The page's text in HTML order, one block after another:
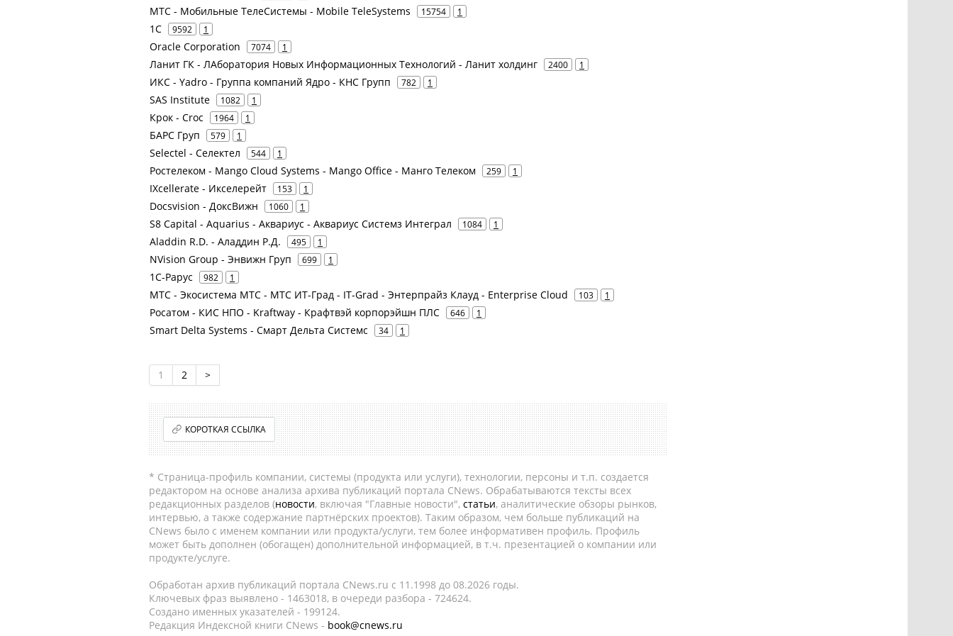
МТС - Мобильные ТелеСистемы - Mobile TeleSystems 15754 1
1С 9592 1
Oracle Corporation 7074 1
Ланит ГК - ЛАборатория Новых Информационных Технологий - Ланит холдинг 2400 1
ИКС - Yadro - Группа компаний Ядро - КНС Групп 782 1
SAS Institute 1082 1
Крок - Croc 1964 1
БАРС Груп 579 1
Selectel - Селектел 544 1
Ростелеком - Mango Cloud Systems - Mango Office - Манго Телеком 259 1
IXcellerate - Икселерейт 153 1
Docsvision - ДоксВижн 1060 1
S8 Capital - Aquarius - Аквариус - Аквариус Системз Интеграл 1084 1
Aladdin R.D. - Аладдин Р.Д. 495 1
NVision Group - Энвижн Груп 699 1
1С-Рарус 982 1
МТС - Экосистема МТС - МТС ИТ-Град - IT-Grad - Энтерпрайз Клауд - Enterprise Cloud 103 1
Росатом - КИС НПО - Kraftway - Крафтвэй корпорэйшн ПЛС 646 1
Smart Delta Systems - Смарт Дельта Системс 34 1
1 2 >
КОРОТКАЯ ССЫЛКА
* Страница-профиль компании, системы (продукта или услуги), технологии, персоны и т.п. создается
редактором на основе анализа архива публикаций портала CNews. Обрабатываются тексты всех
редакционных разделов (новости, включая "Главные новости", статьи, аналитические обзоры рынков,
интервью, а также содержание партнёрских проектов). Таким образом, чем больше публикаций на
CNews было с именем компании или продукта/услуги, тем более информативен профиль. Профиль
может быть дополнен (обогащен) дополнительной информацией, в т.ч. презентацией о компании или
продукте/услуге.
Обработан архив публикаций портала CNews.ru c 11.1998 до 08.2026 годы.
Ключевых фраз выявлено - 1463018, в очереди разбора - 724624.
Создано именных указателей - 199124.
Редакция Индексной книги CNews - book@cnews.ru